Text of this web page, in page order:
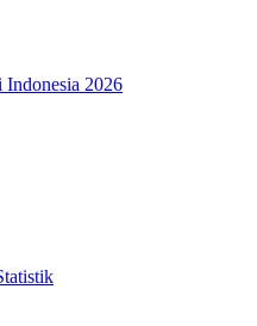
Tertinggi Triwulan II 2026